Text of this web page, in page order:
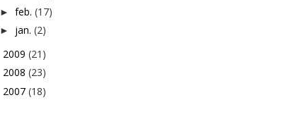
► feb. (17)
► jan. (2)
2009 (21)
2008 (23)
2007 (18)